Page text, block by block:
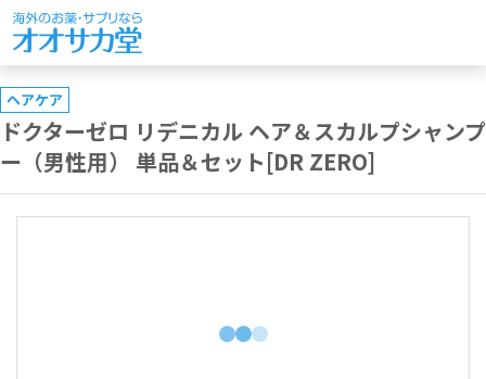
ヘアケア
ドクターゼロ リデニカル ヘア＆スカルプシャンプ
ー（男性用） 単品＆セット[DR ZERO]